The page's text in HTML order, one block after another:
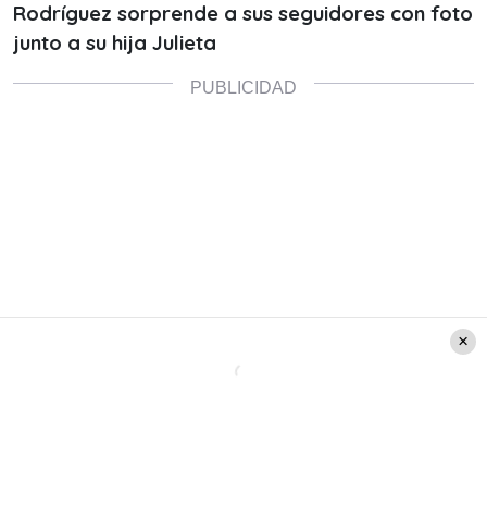
Rodríguez sorprende a sus seguidores con foto
junto a su hija Julieta